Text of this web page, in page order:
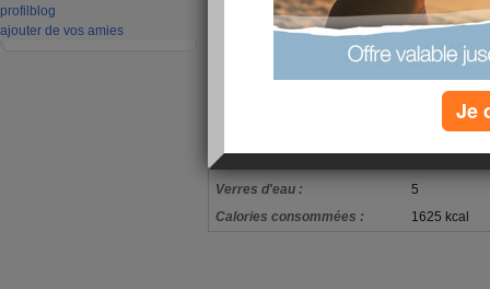
profil blog
ajouter de vos amies
Petit-déjeuner :
Lait demi-
déjeuner
Salade de
Salade de
viande,
Verres d'eau :
5
Calories consommées :
1625 kcal
Je